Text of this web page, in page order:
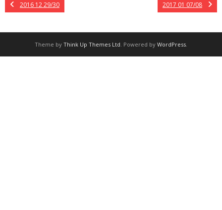
2016 12 29/30 2017 01 07/08
Theme by Think Up Themes Ltd. Powered by WordPress.